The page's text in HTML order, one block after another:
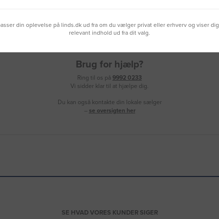
Brug for hjælp?
Ring til os på 9992 0233
Vi sidder klar til at hjælpe dig.
Du kan også kontakte din lokale sælger
– se oversigten her
SE HVAD VORES KUNDER SIGER
din oplevelse på linds.dk ud fra om du vælger privat eller erhverv og viser
relevant indhold ud fra dit valg.